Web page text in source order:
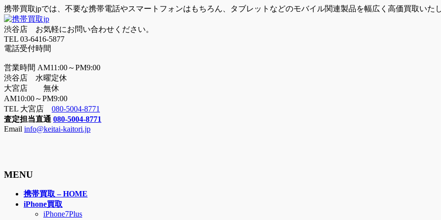
携帯買取jpでは、不要な携帯電話やスマートフォンはもちろん、タブレットなどのモバイル関連製品を幅広く高価買取いた
渋谷店 お気軽にお問い合わせください。
TEL 03-6416-5877
電話受付時間
営業時間 AM11:00～PM9:00
渋谷店 水曜定休
大宮店 無休
AM10:00～PM9:00
TEL 大宮店 080-5004-8771
査定担当直通 080-5004-8771
Email info@keitai-kaitori.jp
MENU
携帯買取 – HOME
iPhone買取
iPhone7Plus